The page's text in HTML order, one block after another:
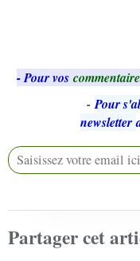
- Pour vos
- Pour
newsletter
Partager cet